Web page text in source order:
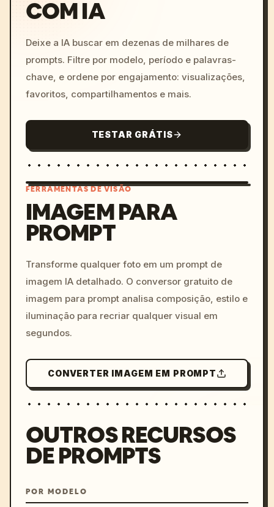
COM IA
Deixe a IA buscar em dezenas de milhares de
prompts. Filtre por modelo, período e palavras-
chave, e ordene por engajamento: visualizações,
favoritos, compartilhamentos e mais.
TESTAR GRÁTIS
colors, 8k --v 6.0
FERRAMENTAS DE VISÃO
IMAGEM PARA
PROMPT
Transforme qualquer foto em um prompt de
imagem IA detalhado. O conversor gratuito de
imagem para prompt analisa composição, estilo e
iluminação para recriar qualquer visual em
segundos.
CONVERTER IMAGEM EM PROMPT
OUTROS RECURSOS
DE PROMPTS
POR MODELO